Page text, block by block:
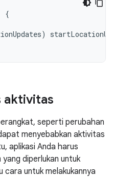
{
)
aktivitas
seperti perubahan
menyebabkan aktivitas
aplikasi Anda harus
diperlukan untuk
untuk melakukannya